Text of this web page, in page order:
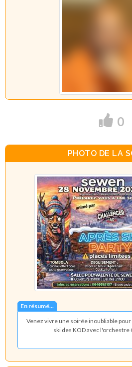
0
PHOTO DE LA
En résumé...
Venez vivre une soirée inoubliable
ski des KOD avec l'orchestre